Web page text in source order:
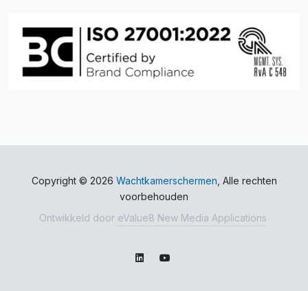
Copyright © 2026 Wachtkamerschermen , Alle rechten
voorbehouden
Ontwikkeld door eValue8 New Media Applications